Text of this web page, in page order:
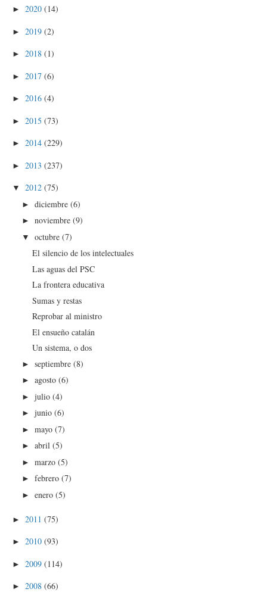
► 2020 (14)
► 2019 (2)
► 2018 (1)
► 2017 (6)
► 2016 (4)
► 2015 (73)
► 2014 (229)
► 2013 (237)
▼ 2012 (75)
►diciembre(6)
►noviembre(9)
▼octubre(7)
El silencio de los intelectuales
Las aguas del PSC
La frontera educativa
Sumas y restas
Reprobar al ministro
El ensueño catalán
Un sistema, o dos
►septiembre(8)
►agosto(6)
►julio(4)
►junio(6)
►mayo(7)
►abril(5)
►marzo(5)
►febrero(7)
►enero(5)
► 2011 (75)
► 2010 (93)
► 2009 (114)
► 2008 (66)